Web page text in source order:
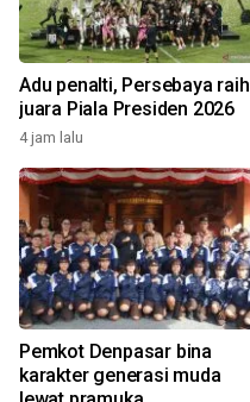
Adu penalti, Persebaya raih
juara Piala Presiden 2026
4 jam lalu
Pemkot Denpasar bina
karakter generasi muda